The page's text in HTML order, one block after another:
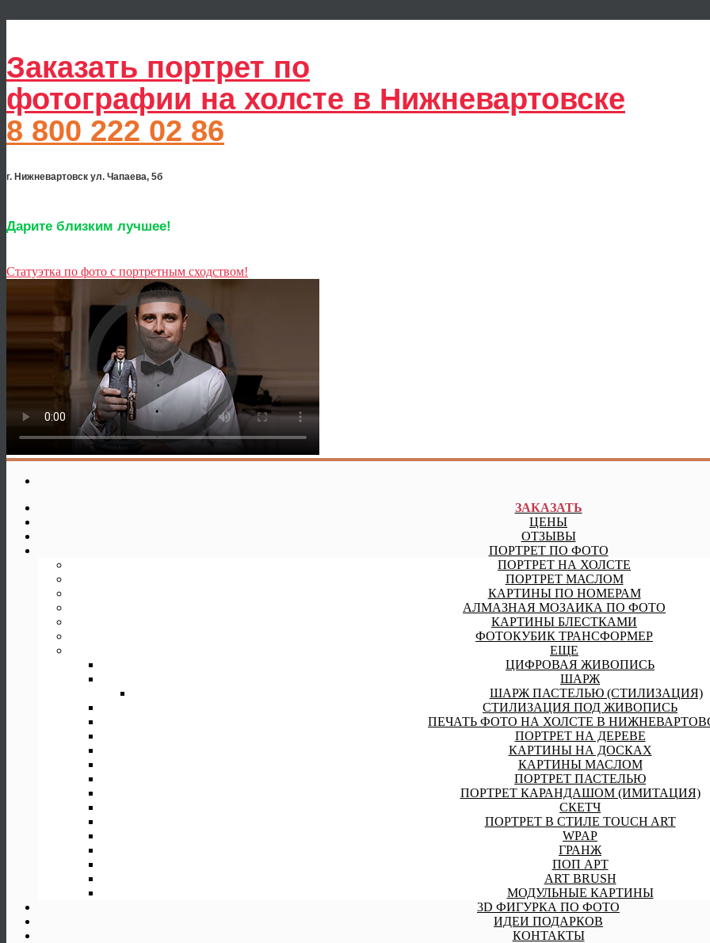
Заказать портрет по
фотографии на холсте в Нижневартовске
8 800 222 02 86
г. Нижневартовск ул. Чапаева, 5б
Дарите близким лучшее!
Статуэтка по фото с портретным сходством!
ЗАКАЗАТЬ
ЦЕНЫ
ОТЗЫВЫ
ПОРТРЕТ ПО ФОТО
ПОРТРЕТ НА ХОЛСТЕ
ПОРТРЕТ МАСЛОМ
КАРТИНЫ ПО НОМЕРАМ
АЛМАЗНАЯ МОЗАИКА ПО ФОТО
КАРТИНЫ БЛЕСТКАМИ
ФОТОКУБИК ТРАНСФОРМЕР
ЕЩЕ
ЦИФРОВАЯ ЖИВОПИСЬ
ШАРЖ
ШАРЖ ПАСТЕЛЬЮ (СТИЛИЗАЦИЯ)
СТИЛИЗАЦИЯ ПОД ЖИВОПИСЬ
ПЕЧАТЬ ФОТО НА ХОЛСТЕ В
ПОРТРЕТ НА ДЕРЕВЕ
КАРТИНЫ НА ДОСКАХ
КАРТИНЫ МАСЛОМ
ПОРТРЕТ ПАСТЕЛЬЮ
ПОРТРЕТ КАРАНДАШОМ (ИМИТАЦИЯ)
СКЕТЧ
ПОРТРЕТ В СТИЛЕ TOUCH ART
WPAP
ГРАНЖ
ПОП АРТ
ART BRUSH
МОДУЛЬНЫЕ КАРТИНЫ
3D ФИГУРКА ПО ФОТО
ИДЕИ ПОДАРКОВ
КОНТАКТЫ